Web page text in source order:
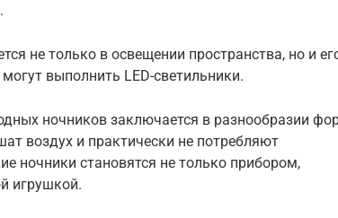
не только в освещении пространства, но и
выполнить LED-светильники.
ночников заключается в разнообразии
воздух и практически не потребляют
ночники становятся не только прибором,
игрушкой.